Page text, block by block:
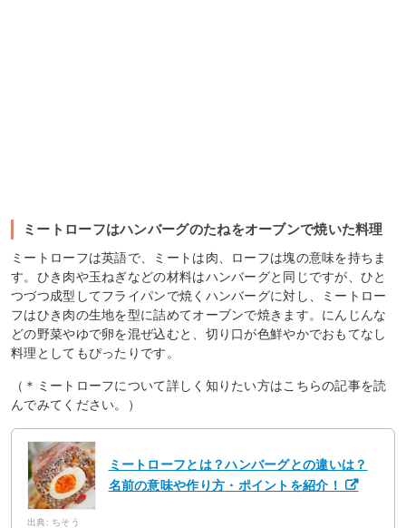
ミートローフはハンバーグのたねをオーブンで焼いた料理
ミートローフは英語で、ミートは肉、ローフは塊の意味を持ちま
す。ひき肉や玉ねぎなどの材料はハンバーグと同じですが、ひと
つづつ成型してフライパンで焼くハンバーグに対し、ミートロー
フはひき肉の生地を型に詰めてオーブンで焼きます。にんじんな
どの野菜やゆで卵を混ぜ込むと、切り口が色鮮やかでおもてなし
料理としてもぴったりです。
（＊ミートローフについて詳しく知りたい方はこちらの記事を読
んでみてください。）
ミートローフとは？ハンバーグとの違いは？
名前の意味や作り方・ポイントを紹介！
出典: ちそう